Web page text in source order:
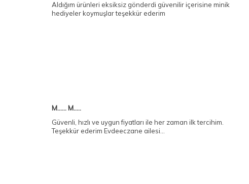
Aldığım ürünleri eksiksiz gönderdi güvenilir içerisine minik
hediyeler koymuşlar teşekkür ederim
M...... M.....
Güvenli, hızlı ve uygun fiyatları ile her zaman ilk tercihim.
Teşekkür ederim Evdeeczane ailesi...